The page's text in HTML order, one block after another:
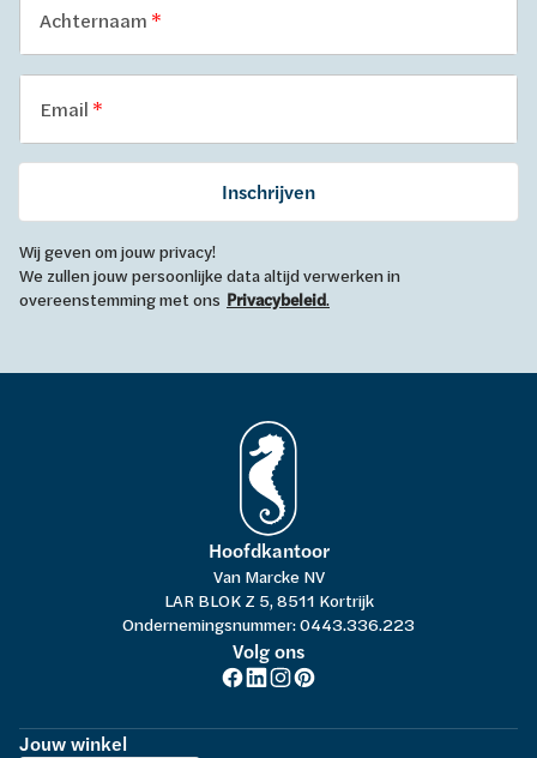
Achternaam
Email
Inschrijven
Wij geven om jouw privacy!
We zullen jouw persoonlijke data altijd verwerken in
overeenstemming met ons Privacybeleid.
Hoofdkantoor
Van Marcke NV
LAR BLOK Z 5, 8511 Kortrijk
Ondernemingsnummer: 0443.336.223
Volg ons
Jouw winkel